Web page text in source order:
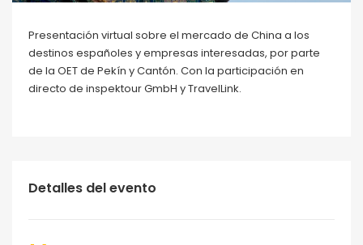
Presentación virtual sobre el mercado de China a los
destinos españoles y empresas interesadas, por parte
de la OET de Pekín y Cantón. Con la participación en
directo de inspektour GmbH y TravelLink.
Detalles del evento